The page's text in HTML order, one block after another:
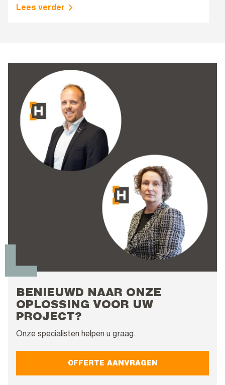
Lees verder
BENIEUWD NAAR ONZE
OPLOSSING VOOR UW
PROJECT?
Onze specialisten helpen u graag.
OFFERTE AANVRAGEN